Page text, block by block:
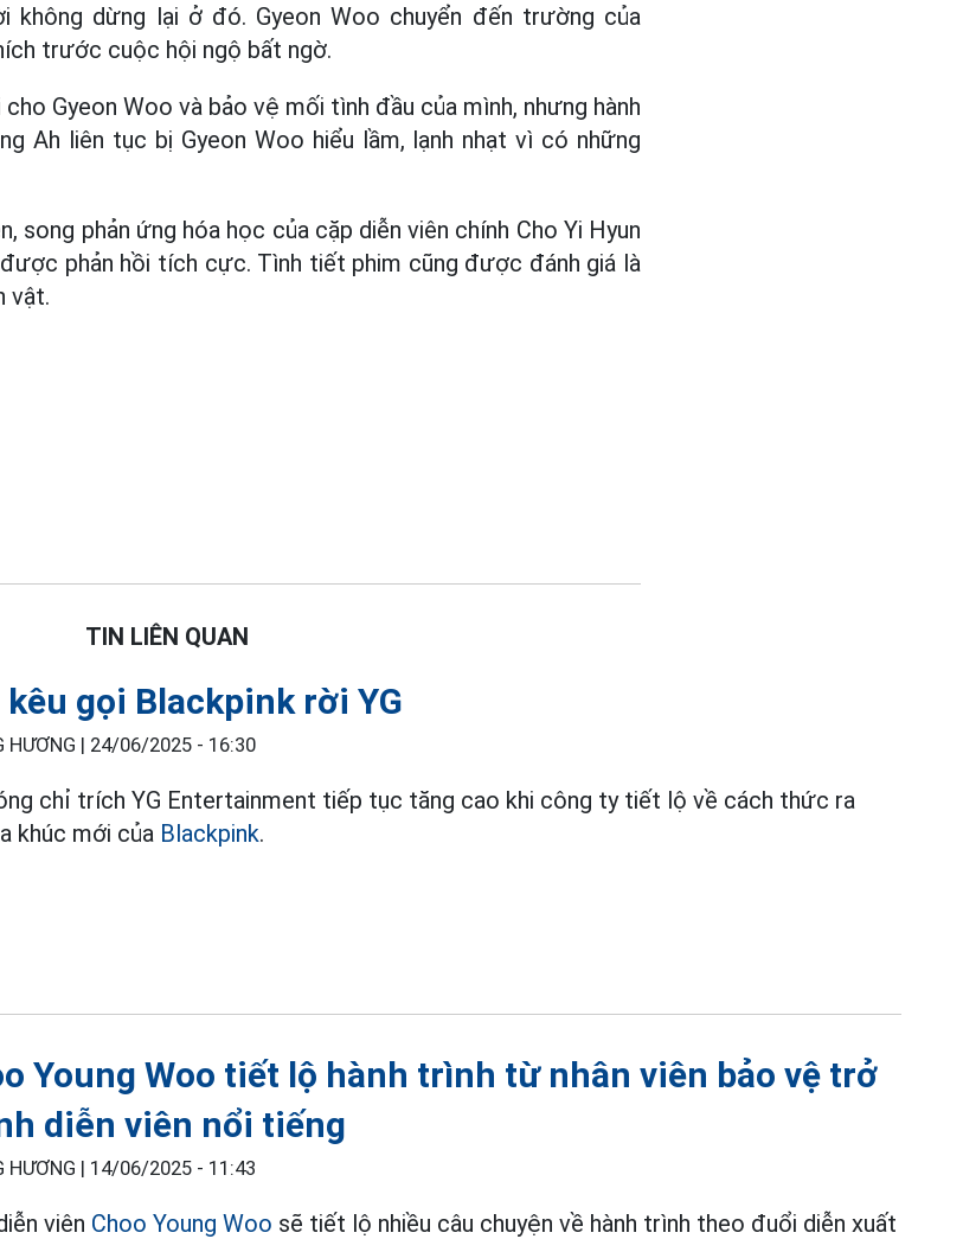
không dừng lại ở đó. Gyeon Woo chuyển đến trường của
trước cuộc hội ngộ bất ngờ.
Gyeon Woo và bảo vệ mối tình đầu của mình, nhưng hành
Ah liên tục bị Gyeon Woo hiểu lầm, lạnh nhạt vì có những
song phản ứng hóa học của cặp diễn viên chính Cho Yi Hyun
phản hồi tích cực. Tình tiết phim cũng được đánh giá là
vật.
TIN LIÊN QUAN
kêu gọi Blackpink rời YG
HƯƠNG | 24/06/2025 - 16:30
chỉ trích YG Entertainment tiếp tục tăng cao khi công ty tiết lộ về cách thức ra
khúc mới của Blackpink.
Young Woo tiết lộ hành trình từ nhân viên bảo vệ trở
diễn viên nổi tiếng
HƯƠNG | 14/06/2025 - 11:43
viên Choo Young Woo sẽ tiết lộ nhiều câu chuyện về hành trình theo đuổi diễn xuất